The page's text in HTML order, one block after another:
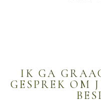
IK GA
GESPREK OM